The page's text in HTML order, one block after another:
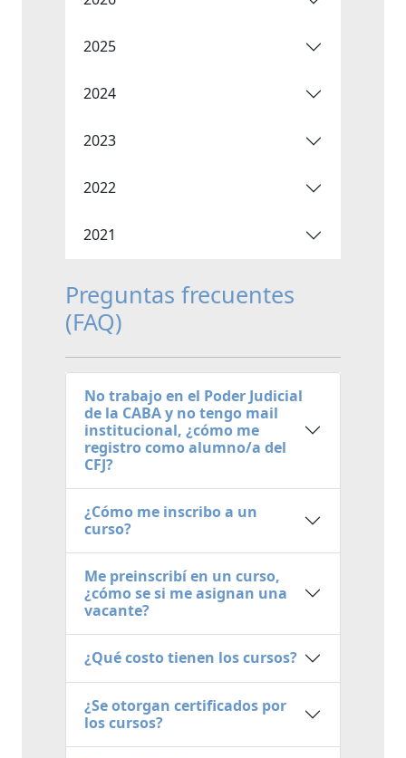
2025
2024
2023
2022
2021
Preguntas frecuentes
(FAQ)
No trabajo en el Poder Judicial
de la CABA y no tengo mail
institucional, ¿cómo me
registro como alumno/a del
CFJ?
¿Cómo me inscribo a un
curso?
Me preinscribí en un curso,
¿cómo se si me asignan una
vacante?
¿Qué costo tienen los cursos?
¿Se otorgan certificados por
los cursos?